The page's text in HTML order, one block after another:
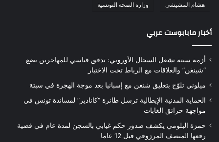
هشام المشيشي وزارة الصحة التونسية
أخبار مابابوست عربي
أزمة سبتة تشعل السجال الأوروبي: تدفق قياسي للمهاجرين يضع
“شينغن” والعلاقات مع الرباط تحت الاختبار
ميلوني تلوّح بتعليق شنغن مع إسبانيا بعد موجة الهجرة في سبتة
الحماية المدنية الإيطالية ترسل طائرة “كانادير” لمساندة تونس في
مواجهة حرائق الغابات
حمزة البلومي يكشف صدور حكم غيابي بالسجن لمدة عام في قضية
رفعها المنصف المرزوقي قبل 12 عاما